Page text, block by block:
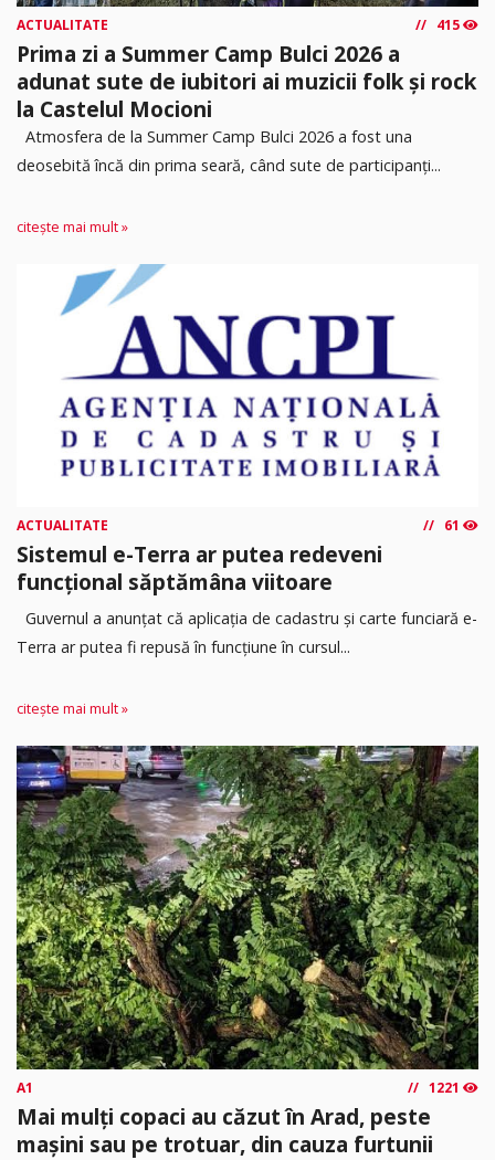
ACTUALITATE 415
Prima zi a Summer Camp Bulci 2026 a
adunat sute de iubitori ai muzicii folk și rock
la Castelul Mocioni
Atmosfera de la Summer Camp Bulci 2026 a fost una
deosebită încă din prima seară, când sute de participanți...
citește mai mult »
ACTUALITATE 61
Sistemul e-Terra ar putea redeveni
funcțional săptămâna viitoare
Guvernul a anunțat că aplicația de cadastru și carte funciară e-
Terra ar putea fi repusă în funcțiune în cursul...
citește mai mult »
A1 1221
Mai mulți copaci au căzut în Arad, peste
mașini sau pe trotuar, din cauza furtunii